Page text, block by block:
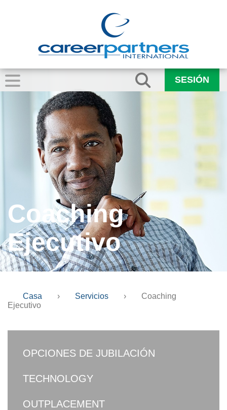
SESIÓN
Coaching
Ejecutivo
Casa › Servicios ›
Coaching
Ejecutivo
OPCIONES DE JUBILACIÓN
TECHNOLOGY
OUTPLACEMENT